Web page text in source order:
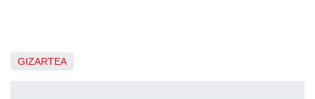
GIZARTEA